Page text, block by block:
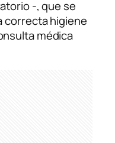
-, que se
correcta higiene
médica